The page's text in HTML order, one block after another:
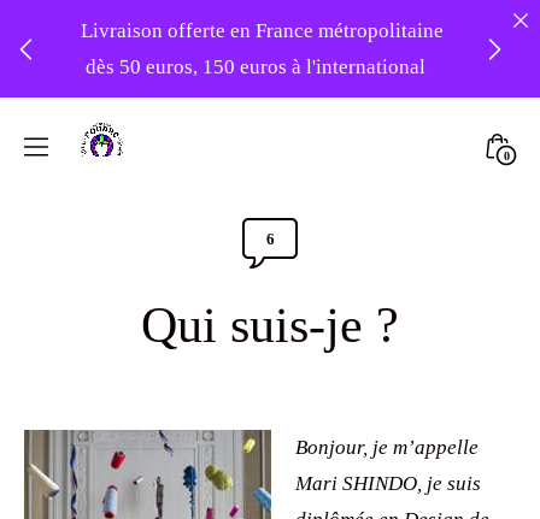
Livraison offerte en France métropolitaine
dès 50 euros, 150 euros à l'international
commandes à partir du 31/08 ❤️
PATIENCE
0
Comments
Toggle
6
Qui suis-je ?
Bonjour, je m’appelle
Mari SHINDO, je suis